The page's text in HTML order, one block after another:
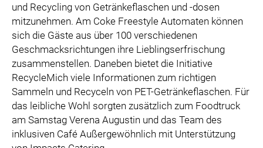
und Recycling von Getränkeflaschen und -dosen
mitzunehmen. Am Coke Freestyle Automaten können
sich die Gäste aus über 100 verschiedenen
Geschmacksrichtungen ihre Lieblingserfrischung
zusammenstellen. Daneben bietet die Initiative
RecycleMich viele Informationen zum richtigen
Sammeln und Recyceln von PET-Getränkeflaschen. Für
das leibliche Wohl sorgten zusätzlich zum Foodtruck
am Samstag Verena Augustin und das Team des
inklusiven Café Außergewöhnlich mit Unterstützung